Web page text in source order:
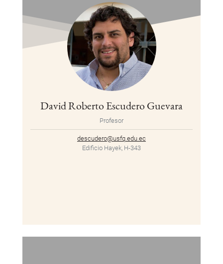
David Roberto Escudero Guevara
Profesor
descudero@usfq.edu.ec
Edificio Hayek, H-343